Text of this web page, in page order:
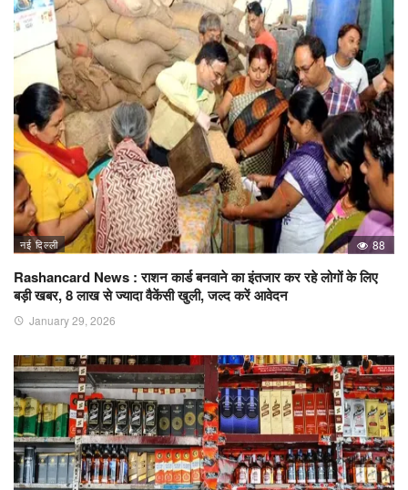
नई दिल्ली 88
Rashancard News : राशन कार्ड बनवाने का इंतजार कर रहे लोगों के लिए
बड़ी खबर, 8 लाख से ज्यादा वैकेंसी खुली, जल्द करें आवेदन
January 29, 2026